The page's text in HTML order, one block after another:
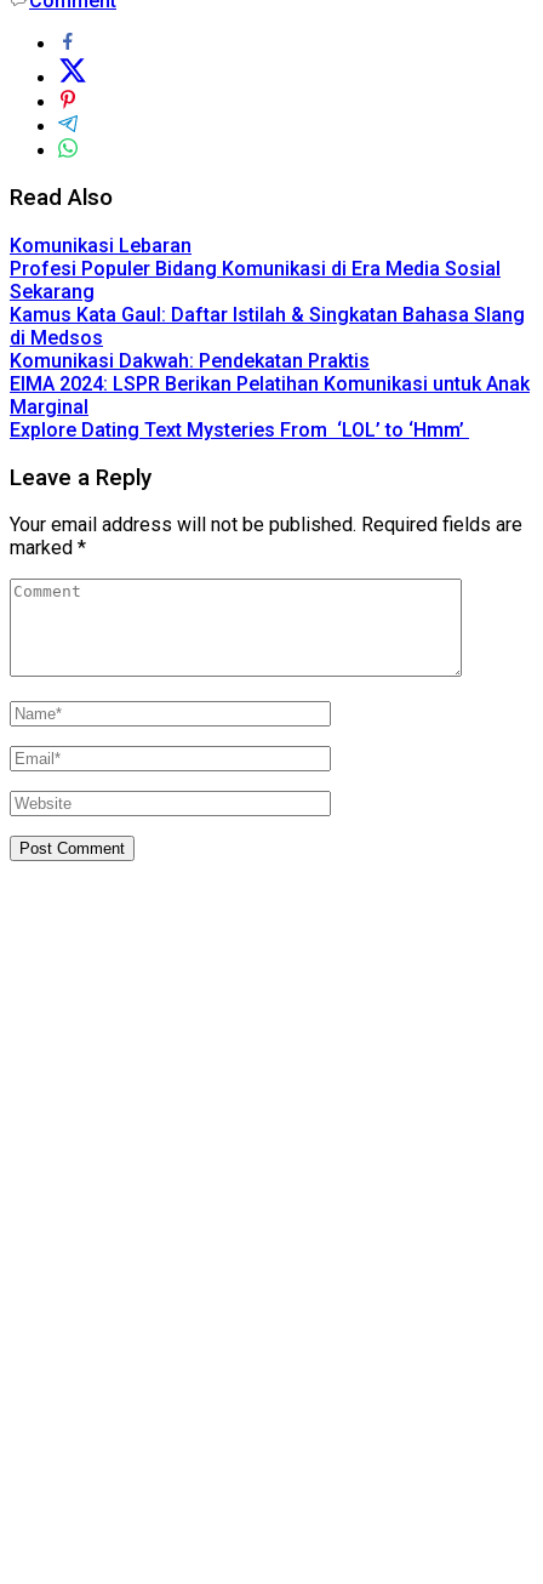
Read Also
Komunikasi Lebaran
Profesi Populer Bidang Komunikasi di Era Media Sosial
Sekarang
Kamus Kata Gaul: Daftar Istilah & Singkatan Bahasa Slang
di Medsos
Komunikasi Dakwah: Pendekatan Praktis
EIMA 2024: LSPR Berikan Pelatihan Komunikasi untuk Anak
Marginal
Explore Dating Text Mysteries From ‘LOL’ to ‘Hmm’
Leave a Reply
Your email address will not be published. Required fields are
marked *